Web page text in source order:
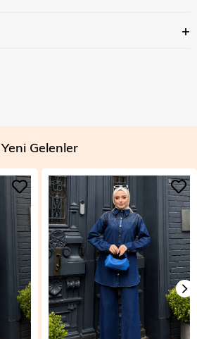
Yeni Gelenler